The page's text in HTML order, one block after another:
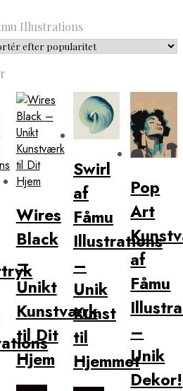
Illustrations
popularitet
Wires
Black
–
Unikt
Kunstværk
til Dit
Hjem
Swirl
af
Fåmu
Illustrations
–
Unik
Kunst
til
Hjemmet
Pop
Art
af
Fåmu
–
Unik
Dekor!